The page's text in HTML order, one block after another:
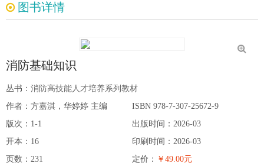
图书详情
消防基础知识
丛书： 消防高技能人才培养系列教材
作者：方嘉淇，华婷婷 主编
版次：1-1
开本：16
页数：231
ISBN 978-7-307-25672-9
出版时间：2026-03
印刷时间：2026-03
定价： ￥49.00元